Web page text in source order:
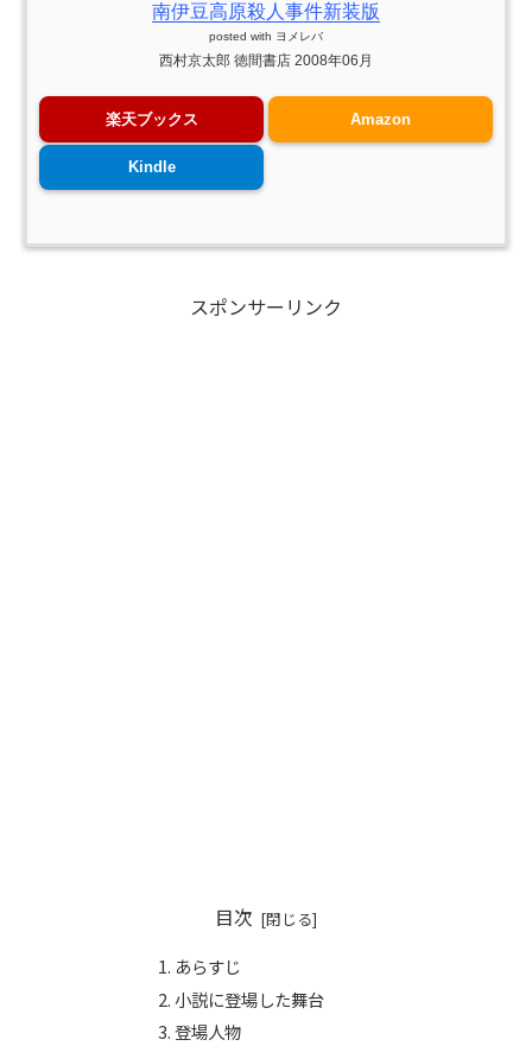
南伊豆高原殺人事件新装版
posted with ヨメレバ
西村京太郎 徳間書店 2008年06月
楽天ブックス Amazon
Kindle
スポンサーリンク
目次
あらすじ
小説に登場した舞台
登場人物